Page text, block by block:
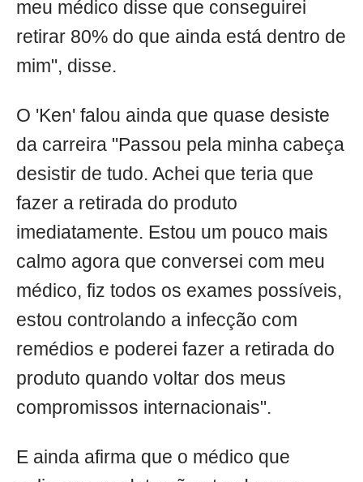
meu médico disse que conseguirei
retirar 80% do que ainda está dentro de
mim", disse.
O 'Ken' falou ainda que quase desiste
da carreira "Passou pela minha cabeça
desistir de tudo. Achei que teria que
fazer a retirada do produto
imediatamente. Estou um pouco mais
calmo agora que conversei com meu
médico, fiz todos os exames possíveis,
estou controlando a infecção com
remédios e poderei fazer a retirada do
produto quando voltar dos meus
compromissos internacionais".
E ainda afirma que o médico que